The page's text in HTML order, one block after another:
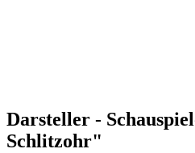
Darsteller -
Schlitzohr"